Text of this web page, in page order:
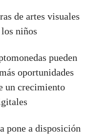
de artes visuales
niños
pueden
oportunidades
un crecimiento
pone a disposición